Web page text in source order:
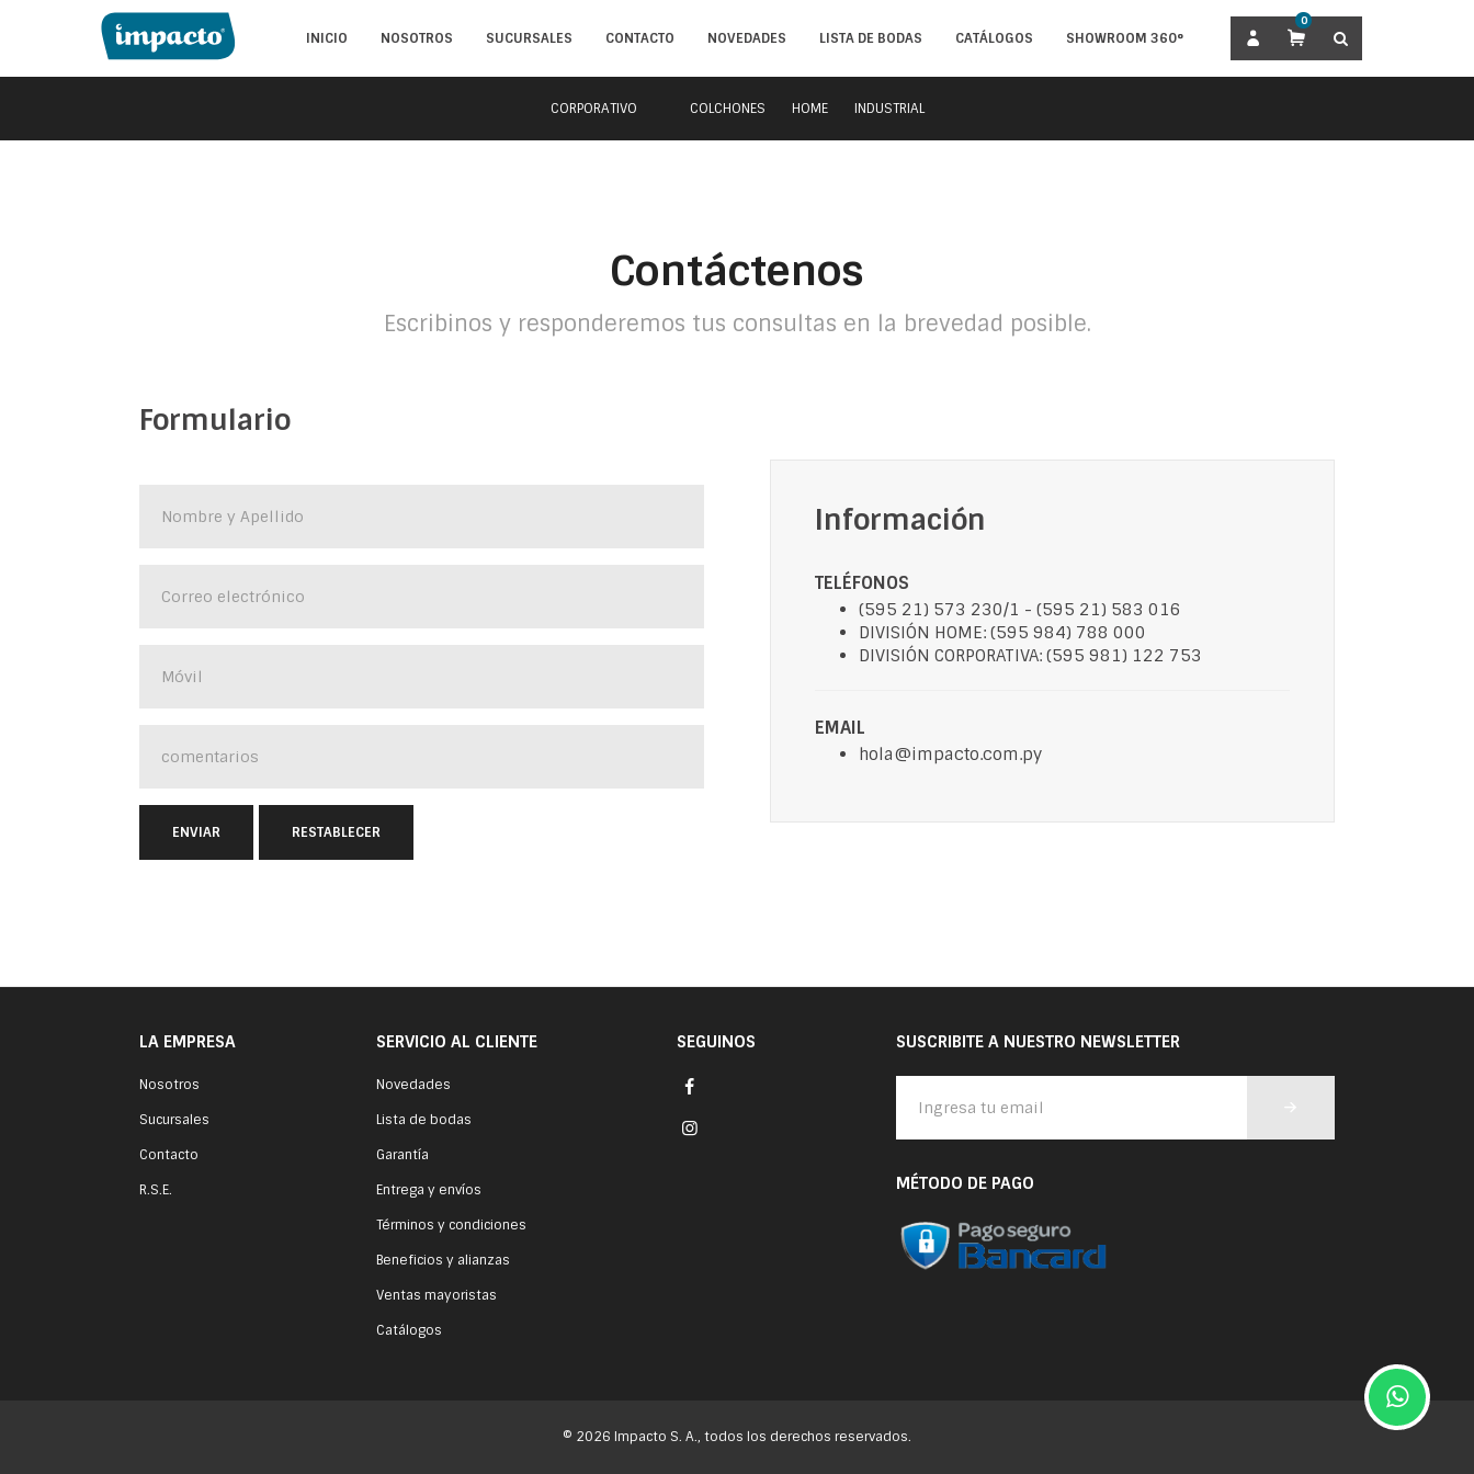
INICIO NOSOTROS SUCURSALES CONTACTO NOVEDADES LISTA DE BODAS CATÁLOGOS SHOWROOM 360°
0
CORPORATIVO COLCHONES HOME INDUSTRIAL
BUSCAR
Contáctenos
Escribinos y responderemos tus consultas en la brevedad posible.
Formulario
Información
TELÉFONOS
(595 21) 573 230/1 - (595 21) 583 016
DIVISIÓN HOME: (595 984) 788 000
DIVISIÓN CORPORATIVA: (595 981) 122 753
EMAIL
hola@impacto.com.py
LA EMPRESA
Nosotros
Sucursales
Contacto
R.S.E.
SERVICIO AL CLIENTE
Novedades
Lista de bodas
Garantía
Entrega y envíos
Términos y condiciones
Beneficios y alianzas
Ventas mayoristas
Catálogos
SEGUINOS SUSCRIBITE A NUESTRO NEWSLETTER
MÉTODO DE PAGO
© 2026 Impacto S. A., todos los derechos reservados.